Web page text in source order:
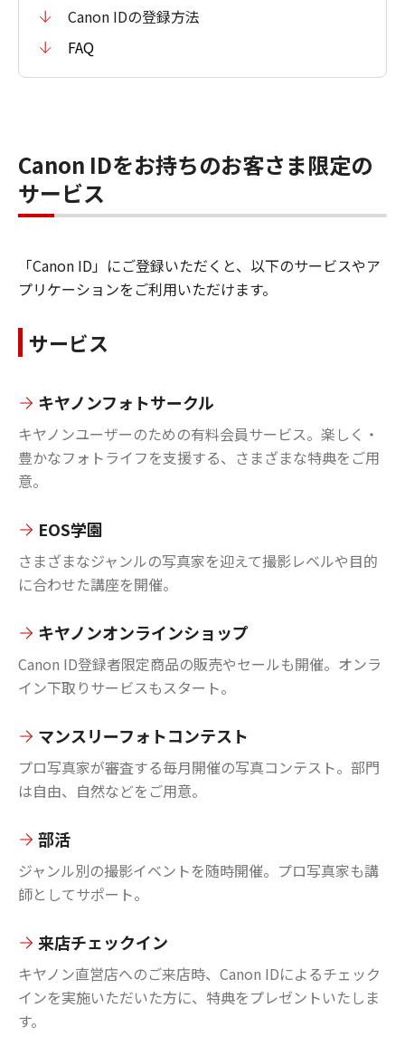
Canon IDの登録方法
FAQ
Canon IDをお持ちのお客さま限定の
サービス
「Canon ID」にご登録いただくと、以下のサービスやア
プリケーションをご利用いただけます。
サービス
キヤノンフォトサークル
キヤノンユーザーのための有料会員サービス。楽しく・
豊かなフォトライフを支援する、さまざまな特典をご用
意。
EOS学園
さまざまなジャンルの写真家を迎えて撮影レベルや目的
に合わせた講座を開催。
キヤノンオンラインショップ
Canon ID登録者限定商品の販売やセールも開催。オンラ
イン下取りサービスもスタート。
マンスリーフォトコンテスト
プロ写真家が審査する毎月開催の写真コンテスト。部門
は自由、自然などをご用意。
部活
ジャンル別の撮影イベントを随時開催。プロ写真家も講
師としてサポート。
来店チェックイン
キヤノン直営店へのご来店時、Canon IDによるチェック
インを実施いただいた方に、特典をプレゼントいたしま
す。